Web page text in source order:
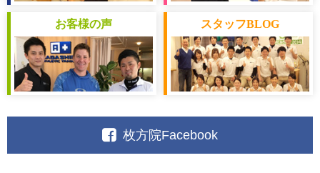
お客様の声 スタッフBLOG
枚方院Facebook